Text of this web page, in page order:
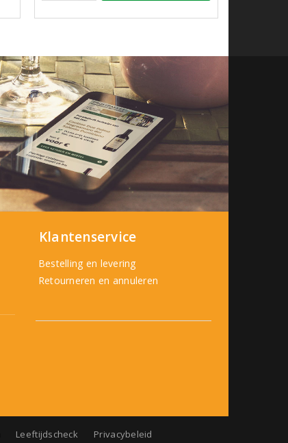
Klantenservice
Bestelling en levering
Retourneren en annuleren
Leeftijdscheck
Privacybeleid